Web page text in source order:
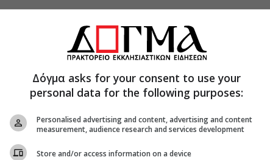
Δόγμα asks for your consent to use your
personal data for the following purposes:
Personalised advertising and content, advertising and content
measurement, audience research and services development
Store and/or access information on a device